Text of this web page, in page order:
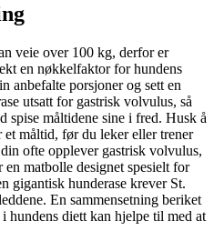
veie over 100 kg, derfor er
en nøkkelfaktor for hundens
anbefalte porsjoner og sett en
utsatt for gastrisk volvulus, så
spise måltidene sine i fred. Husk å
måltid, før du leker eller trener
ofte opplever gastrisk volvulus,
matbolle designet spesielt for
gigantisk hunderase krever St.
En sammensetning beriket
hundens diett kan hjelpe til med at